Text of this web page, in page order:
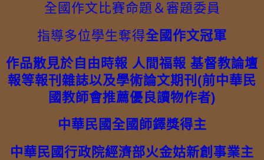
全國作文比賽命題＆審題委員
指導多位學生奪得全國作文冠軍
作品散見於自由時報 人間福報 基督教論壇
報等報刊雜誌以及學術論文期刊(前中華民
國教師會推薦優良讀物作者)
中華民國全國師鐸獎得主
中華民國行政院經濟部火金姑新創事業主